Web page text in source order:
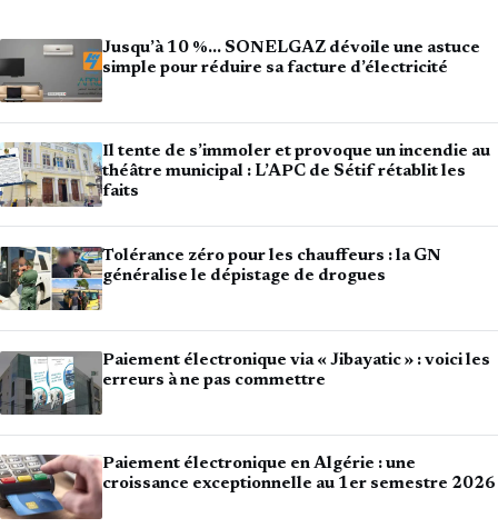
Jusqu’à 10 %… SONELGAZ dévoile une astuce
simple pour réduire sa facture d’électricité
Il tente de s’immoler et provoque un incendie au
théâtre municipal : L’APC de Sétif rétablit les
faits
Tolérance zéro pour les chauffeurs : la GN
généralise le dépistage de drogues
Paiement électronique via « Jibayatic » : voici les
erreurs à ne pas commettre
Paiement électronique en Algérie : une
croissance exceptionnelle au 1er semestre 2026